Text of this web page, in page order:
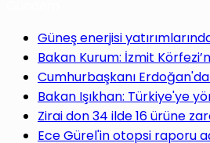
Güneş enerjisi
Bakan Kurum: İzmit
Cumhurbaşkanı
Bakan Işıkhan: Türkiye'ye
Zirai don 34 ilde 16 ürüne
Ece Gürel'in otopsi raporu